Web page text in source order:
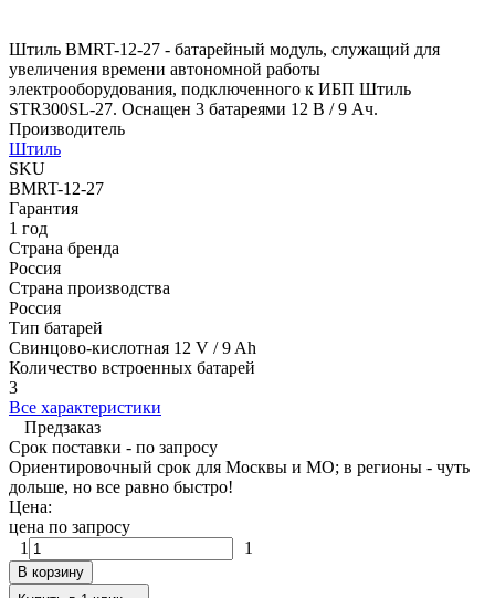
Штиль BMRT-12-27 - батарейный модуль, служащий для
увеличения времени автономной работы
электрооборудования, подключенного к ИБП Штиль
STR300SL-27. Оснащен 3 батареями 12 В / 9 Ач.
Производитель
Штиль
SKU
BMRT-12-27
Гарантия
1 год
Страна бренда
Россия
Страна производства
Россия
Тип батарей
Свинцово-кислотная 12 V / 9 Ah
Количество встроенных батарей
3
Все характеристики
Предзаказ
Срок поставки - по запросу
Ориентировочный срок для Москвы и МО; в регионы - чуть
дольше, но все равно быстро!
Цена:
цена по запросу
1
1
В корзину